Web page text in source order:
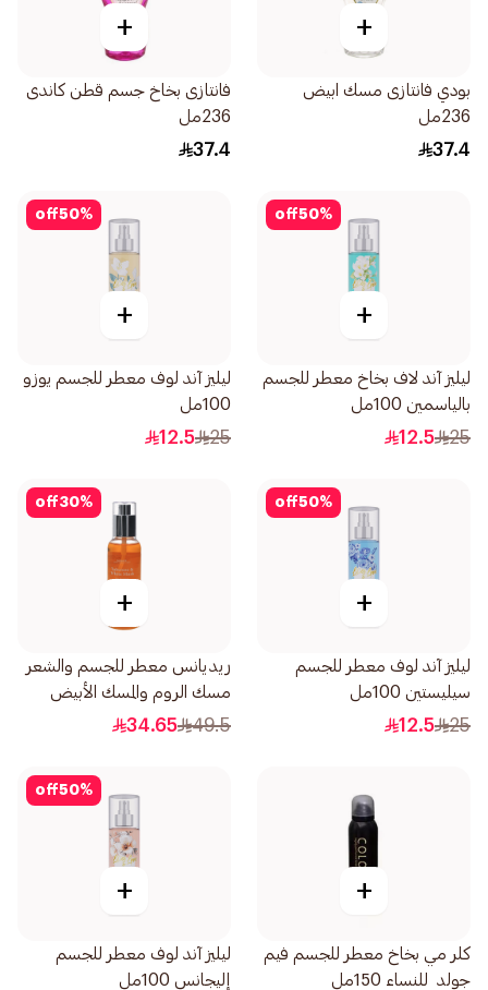
+
بودي فانتازى مسك ابيض
236مل
37.4
+
فانتازى بخاخ جسم قطن كاندى
236مل
37.4
50%
off
+
ليليز آند لاف بخاخ معطر للجسم
بالياسمين 100مل
25
12.5
50%
off
+
ليليز آند لوف معطر للجسم يوزو
100مل
25
12.5
50%
off
+
ليليز آند لوف معطر للجسم
سيليستين 100مل
25
12.5
30%
off
+
ريديانس معطر للجسم والشعر
مسك الروم والمسك الأبيض
150مل
49.5
34.65
+
كلر مي بخاخ معطر للجسم فيم
جولد للنساء 150مل
50%
off
+
ليليز آند لوف معطر للجسم
إليجانس 100مل